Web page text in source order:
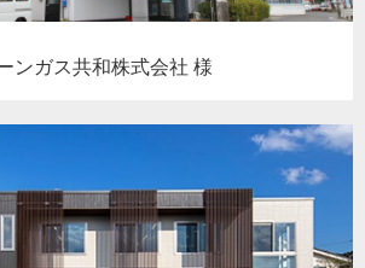
ンガス共和株式会社 様